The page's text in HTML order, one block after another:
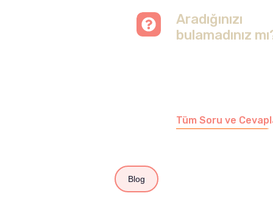
Aradığınızı
bulamadınız
Tüm Soru ve
Blog